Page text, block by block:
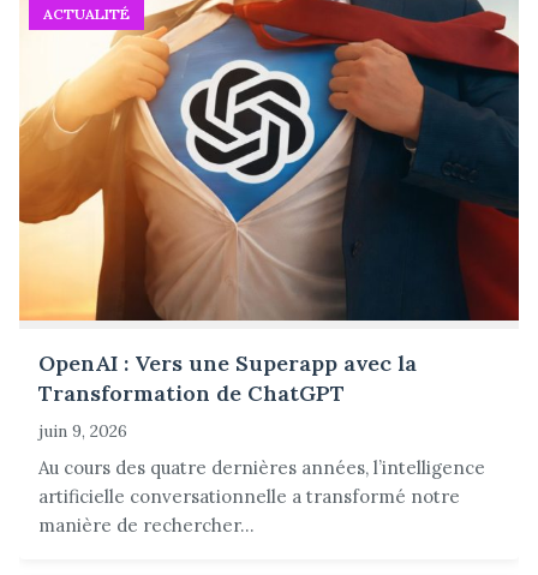
ACTUALITÉ
OpenAI : Vers une Superapp avec la
Transformation de ChatGPT
juin 9, 2026
Au cours des quatre dernières années, l’intelligence
artificielle conversationnelle a transformé notre
manière de rechercher...